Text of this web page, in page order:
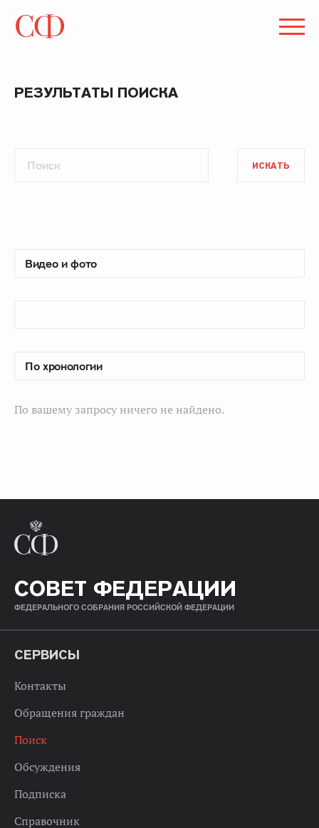
РЕЗУЛЬТАТЫ ПОИСКА
ИСКАТЬ
По вашему запросу ничего не найдено.
СОВЕТ ФЕДЕРАЦИИ
ФЕДЕРАЛЬНОГО СОБРАНИЯ РОССИЙСКОЙ ФЕДЕРАЦИИ
СЕРВИСЫ
Контакты
Обращения граждан
Поиск
Обсуждения
Подписка
Справочник